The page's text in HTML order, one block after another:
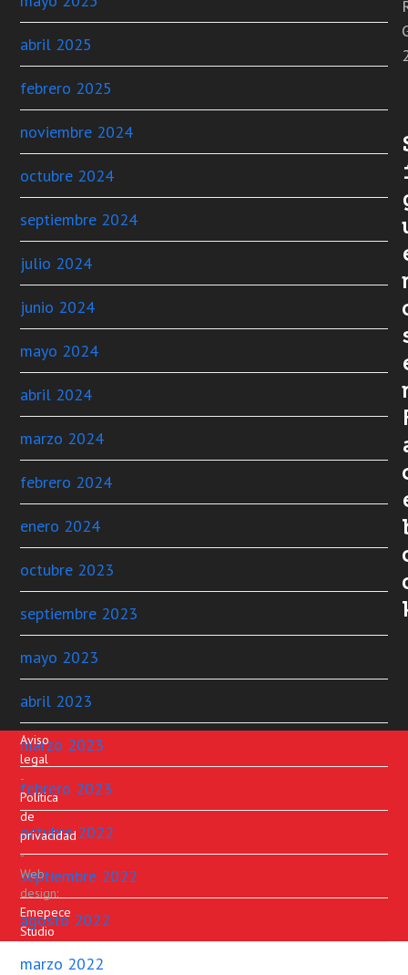
abril 2025
febrero 2025
noviembre 2024
octubre 2024
septiembre 2024
julio 2024
junio 2024
mayo 2024
abril 2024
marzo 2024
febrero 2024
enero 2024
octubre 2023
septiembre 2023
mayo 2023
abril 2023
marzo 2023
febrero 2023
octubre 2022
septiembre 2022
agosto 2022
marzo 2022
Aviso
legal
-
Política
de
privacidad
-
Web
design:
Emepece
Studio